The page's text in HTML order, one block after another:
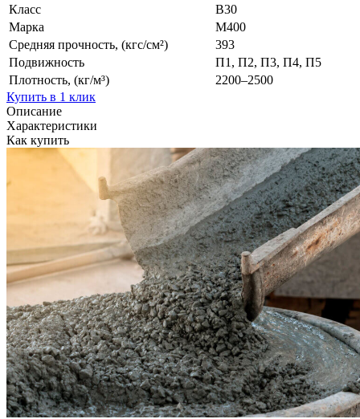
Класс
В30
Марка
М400
Средняя прочность, (кгс/см²)
393
Подвижность
П1, П2, П3, П4, П5
Плотность, (кг/м³)
2200–2500
Купить в 1 клик
Описание
Характеристики
Как купить